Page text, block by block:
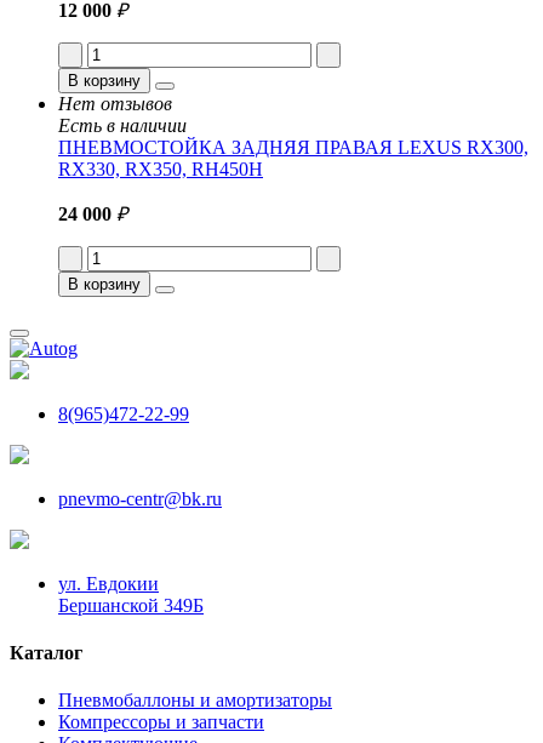
12 000 ₽
В корзину
Нет отзывов
Есть в наличии
ПНЕВМОСТОЙКА ЗАДНЯЯ ПРАВАЯ LEXUS RX300,
RX330, RX350, RH450H
24 000 ₽
В корзину
8(965)472-22-99
pnevmo-centr@bk.ru
ул. Евдокии
Бершанской 349Б
Каталог
Пневмобаллоны и амортизаторы
Компрессоры и запчасти